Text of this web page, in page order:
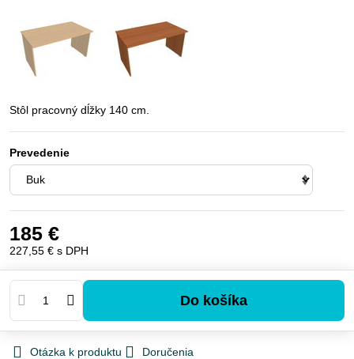
Stôl pracovný dĺžky 140 cm.
Prevedenie
185 €
227,55 € s DPH
Do košíka
Otázka k produktu Doručenia